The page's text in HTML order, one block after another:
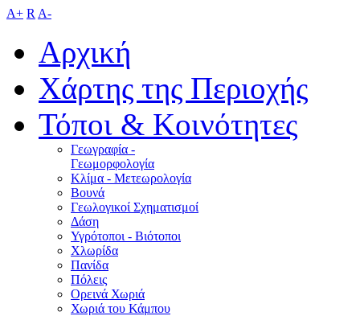
A+ R A-
Αρχική
Χάρτης της Περιοχής
Τόποι & Κοινότητες
Γεωγραφία -
Γεωμορφολογία
Κλίμα - Mετεωρολογία
Βουνά
Γεωλογικοί Σχηματισμοί
Δάση
Υγρότοποι - Βιότοποι
Χλωρίδα
Πανίδα
Πόλεις
Ορεινά Χωριά
Χωριά του Κάμπου